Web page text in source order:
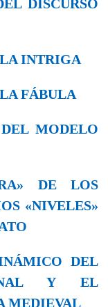
DISCURSO
LA ΙΝTRIGΑ
FÁBULA
MODELO
DE LOS
«NIVELES»
DEL
Y EL
MEDIEVAL